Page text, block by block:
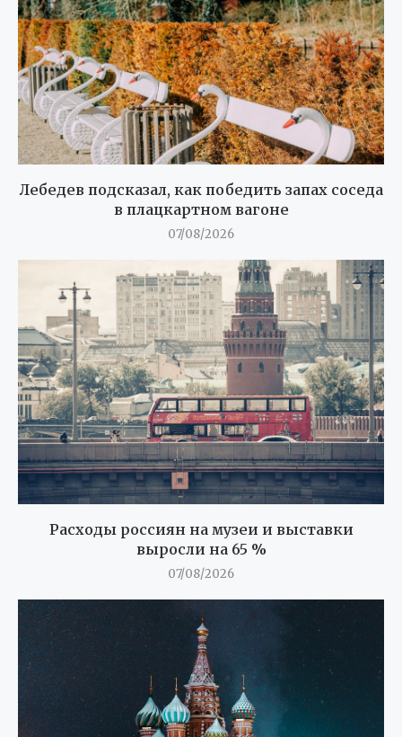
Лебедев подсказал, как победить запах соседа
в плацкартном вагоне
07/08/2026
Расходы россиян на музеи и выставки
выросли на 65 %
07/08/2026